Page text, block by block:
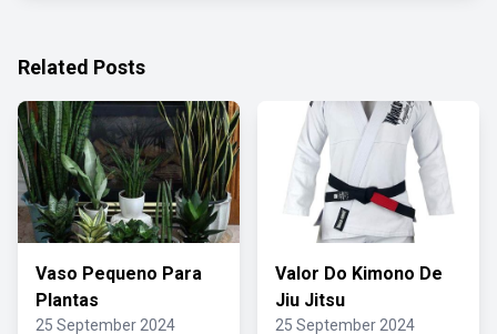
Related Posts
Vaso Pequeno Para
Plantas
25 September 2024
Valor Do Kimono De
Jiu Jitsu
25 September 2024